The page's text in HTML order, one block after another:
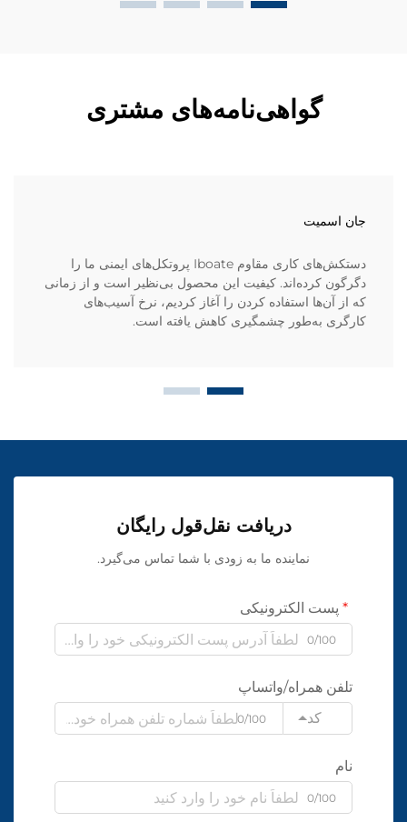
گواهی‌نامه‌های مشتری
جان اسمیت
دستکش‌های کاری مقاوم Iboate پروتکل‌های ایمنی ما را
دگرگون کرده‌اند. کیفیت این محصول بی‌نظیر است و از زمانی
که از آن‌ها استفاده کردن را آغاز کردیم، نرخ آسیب‌های
کارگری به‌طور چشمگیری کاهش یافته است.
دریافت نقل‌قول رایگان
نماینده ما به زودی با شما تماس می‌گیرد.
پست الکترونیکی
0/100
تلفن همراه/واتساپ
کد
0/100
نام
0/100